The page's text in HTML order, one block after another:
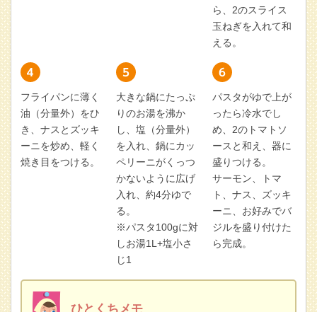
ら、2のスライス
玉ねぎを入れて和
える。
フライパンに薄く
油（分量外）をひ
き、ナスとズッキ
ーニを炒め、軽く
焼き目をつける。
大きな鍋にたっぷ
りのお湯を沸か
し、塩（分量外）
を入れ、鍋にカッ
ペリーニがくっつ
かないように広げ
入れ、約4分ゆで
る。
※パスタ100gに対
しお湯1L+塩小さ
じ1
パスタがゆで上が
ったら冷水でし
め、2のトマトソ
ースと和え、器に
盛りつける。
サーモン、トマ
ト、ナス、ズッキ
ーニ、お好みでバ
ジルを盛り付けた
ら完成。
ひとくちメモ